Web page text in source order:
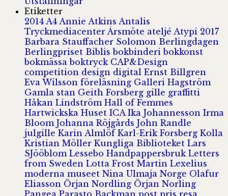
Etiketter
2014 A4 Annie Atkins Antalis
Tryckmediacenter Årsmöte ateljé Atypi 2017
Barbara Stauffacher Solomon Berlingdagen
Berlingpriset Biblisbokbinderibokkonst
bokmässaboktryck CAP&Design
competition design digital Ernst Billgren
Eva Wilsson föreläsning Galleri Hagström
Gamla stan Geith Forsberg gille graffitti
Håkan Lindström Hall of Femmes
Hartwickska Huset ICA Ika Johannesson Irma
Bloom Johanna Röjgårds John Randle
julgille Karin Almlöf Karl-Erik Forsberg Kolla
Kristian Möller Kungliga Biblioteket Lars
SJööblom Lessebo Handpappersbruk Letters
from Sweden Lotta Frost Martin Lexelius
moderna museet Nina Ulmaja Norge Olafur
Eliasson Örjan Nordling Örjan Norling
Pangea Parasto Backman post pris resa